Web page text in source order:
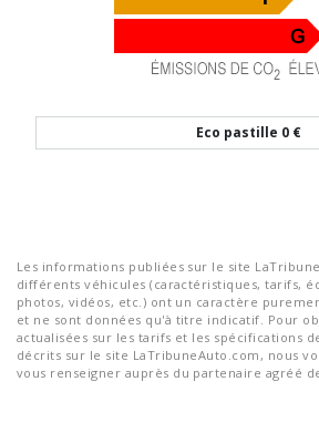
Eco pastille 0 €
Les informations publiées sur le site
différents véhicules (caractéristiques, tarifs,
photos, vidéos, etc.) ont un caractère
et ne sont données qu'à titre indicatif. Pour
actualisées sur les tarifs et les spécifications
décrits sur le site LaTribuneAuto.com, nous
vous renseigner auprès du partenaire agréé